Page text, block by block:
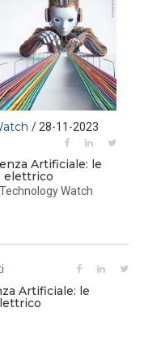
/ 28-11-2023
Artificiale: le
elettrico
Watch
Artificiale: le